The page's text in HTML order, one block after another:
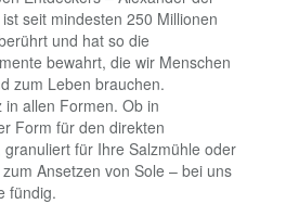
seit mindesten 250 Millionen
und hat so die
bewahrt, die wir Menschen
zum Leben brauchen.
in allen Formen. Ob in
Form für den direkten
granuliert für Ihre Salzmühle oder
Ansetzen von Sole – bei uns
fündig.